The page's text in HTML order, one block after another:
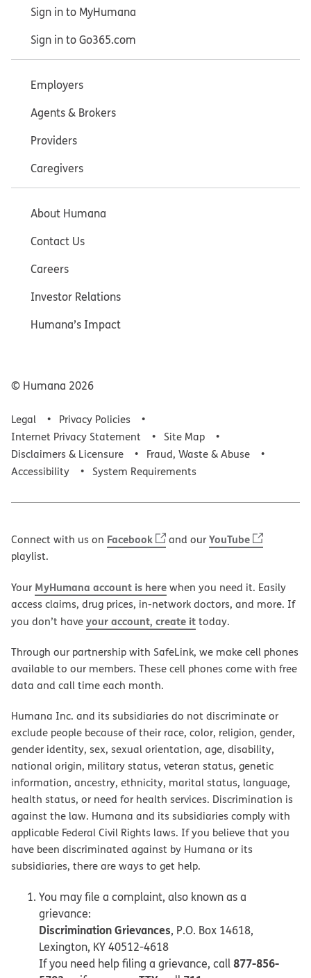
Sign in to MyHumana
Sign in to Go365.com
Employers
Agents & Brokers
Providers
Caregivers
About Humana
Contact Us
Careers
Investor Relations
Humana’s Impact
© Humana 2026
Legal
Privacy Policies
Internet Privacy Statement
Site Map
Disclaimers & Licensure
Fraud, Waste & Abuse
Accessibility
System Requirements
Connect with us on Facebook and ourYouTube
playlist.
Your MyHumana account is herewhen you need it. Easily
access claims, drug prices, in-network doctors, and more. If
you don’t haveyour account, create ittoday.
Through our partnership with SafeLink, we make cell phones
available to our members. These cell phones come with free
data and call time each month.
Humana Inc. and its subsidiaries do not discriminate or
exclude people because of their race, color, religion, gender,
gender identity, sex, sexual orientation, age, disability,
national origin, military status, veteran status, genetic
information, ancestry, ethnicity, marital status, language,
health status, or need for health services. Discrimination is
against the law. Humana and its subsidiaries comply with
applicable Federal Civil Rights laws. If you believe that you
have been discriminated against by Humana or its
subsidiaries, there are ways to get help.
You may file a complaint, also known as a
grievance:
Discrimination Grievances, P.O. Box 14618,
Lexington, KY 40512-4618
If you need help filing a grievance, call877-856-